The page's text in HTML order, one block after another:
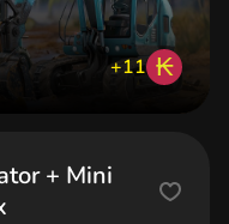
+11 ₭
+ Mini